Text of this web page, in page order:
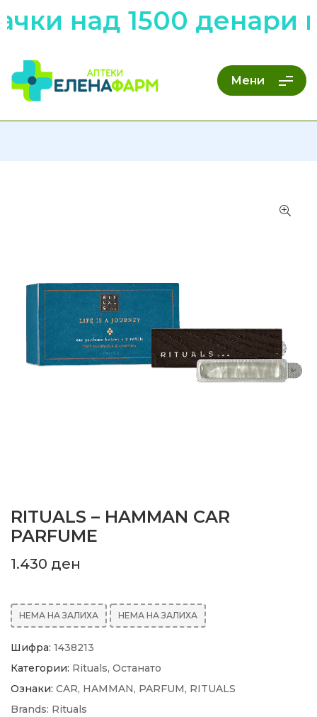
над 1500 денари
Мени
RITUALS – HAMMAN CAR
PARFUME
1.430 ден
НЕМА НА ЗАЛИХА НЕМА НА ЗАЛИХА
Шифра: 1438213
Категории: Rituals, Останато
Ознаки: CAR, HAMMAN, PARFUM, RITUALS
Brands: Rituals